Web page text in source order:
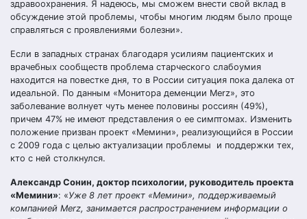
здравоохранения. Я надеюсь, мы сможем внести свой вклад в
обсуждение этой проблемы, чтобы многим людям было проще
справляться с проявлениями болезни».
Если в западных странах благодаря усилиям пациентских и
врачебных сообществ проблема старческого слабоумия
находится на повестке дня, то в России ситуация пока далека от
идеальной. По данным «Монитора деменции Merz», это
заболевание волнует чуть менее половины россиян (49%),
причем 47% не имеют представления о ее симптомах. Изменить
положение призван проект «Мемини», реализующийся в России
с 2009 года с целью актуализации проблемы и поддержки тех,
кто с ней столкнулся.
Александр Сонин, доктор психологии, руководитель проекта
«Мемини»: «Уже 8 лет проект «Мемини», поддерживаемый
компанией Merz, занимается распространением информации о